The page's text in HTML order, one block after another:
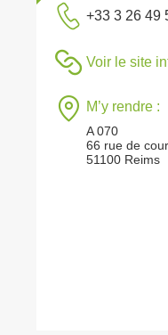
+33 3 26 49
Voir le site
M’y rendre :
A 070
66 rue de
51100 Reims